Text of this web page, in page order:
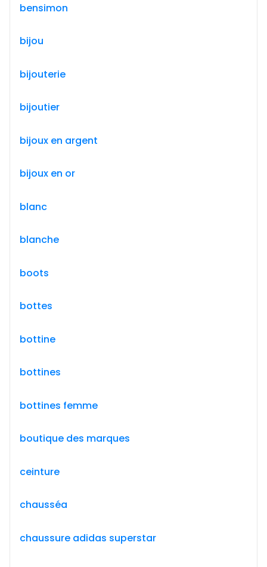
bensimon
bijou
bijouterie
bijoutier
bijoux en argent
bijoux en or
blanc
blanche
boots
bottes
bottine
bottines
bottines femme
boutique des marques
ceinture
chausséa
chaussure adidas superstar